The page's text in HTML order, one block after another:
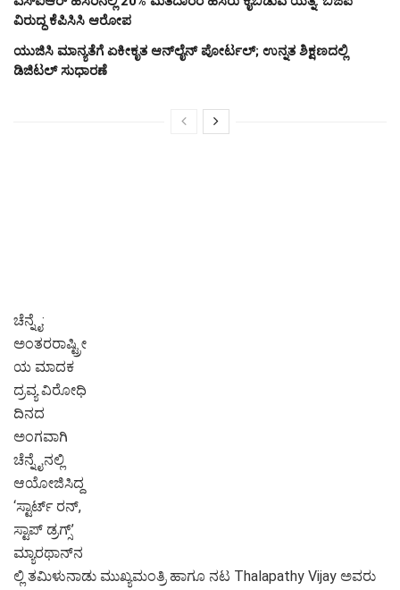
ವಿರುದ್ಧ ಕೆಪಿಸಿಸಿ ಆರೋಪ
ಯುಜಿಸಿ ಮಾನ್ಯತೆಗೆ ಏಕೀಕೃತ ಆನ್‌ಲೈನ್ ಪೋರ್ಟಲ್; ಉನ್ನತ ಶಿಕ್ಷಣದಲ್ಲಿ
ಡಿಜಿಟಲ್ ಸುಧಾರಣೆ
ಚೆನ್ನೈ:
ಅಂತರರಾಷ್ಟ್ರೀ
ಯ ಮಾದಕ
ದ್ರವ್ಯ ವಿರೋಧಿ
ದಿನದ
ಅಂಗವಾಗಿ
ಚೆನ್ನೈನಲ್ಲಿ
ಆಯೋಜಿಸಿದ್ದ
‘ಸ್ಟಾರ್ಟ್ ರನ್,
ಸ್ಟಾಪ್ ಡ್ರಗ್ಸ್’
ಮ್ಯಾರಥಾನ್‌ನ
ಲ್ಲಿ ತಮಿಳುನಾಡು ಮುಖ್ಯಮಂತ್ರಿ ಹಾಗೂ ನಟ Thalapathy Vijay ಅವರು